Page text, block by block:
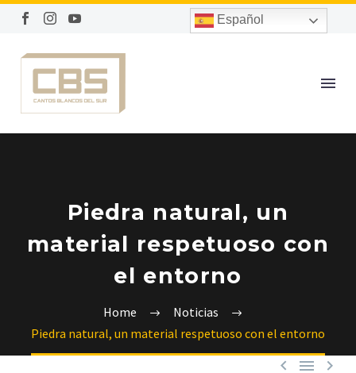
Piedra natural, un
material respetuoso con
el entorno
Home
Noticias
Piedra natural, un material respetuoso con el entorno
  
Español